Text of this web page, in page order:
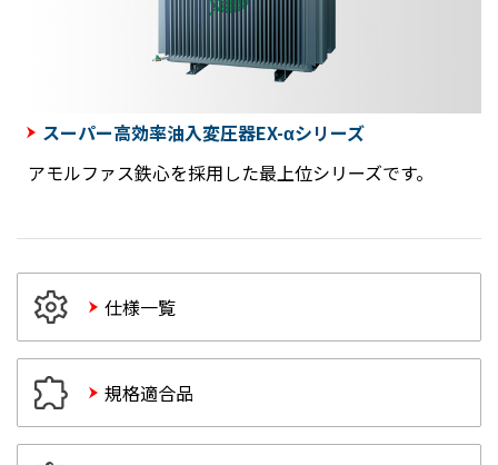
スーパー高効率油入変圧器EX-αシリーズ
アモルファス鉄心を採用した最上位シリーズです。
仕様一覧
規格適合品